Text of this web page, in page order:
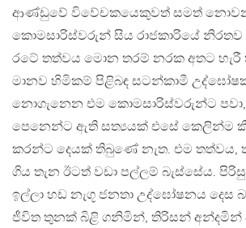
ආණ්ඩුවේ විවේචකයෙකුවත් සමත්
කොමසාරිස්වරුන් සිය රාජකාරියේ නිරතව
රටේ තත්වය මොන තරම් නරක අතට හැරී
මානව හිමිකම් පිළිබඳ සටන්කාමී
නොගැනෙන එම කොමසාරිස්වරුන්ට පවා,
පෙනෙන්ට ඇති සත්‍යයක් එසේ කෙලින්ම
කරන්ට දෙයක් තිබුණේ නැත. එම තත්වය,
ගිය තැන ඊටත් වඩා පල්ලම් බැස්සේය.
ඉල්ලා හඩ නැගූ ජනතා උද්ඝෝෂනය දෙස
ජීවිත තුනක් බිළි ගනිමින්, තිරිසන් අන්දමින්